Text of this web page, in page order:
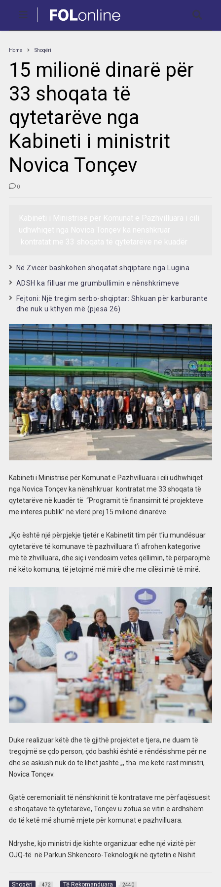
Home Shoqëri
15 milionë dinarë për
33 shoqata të
qytetarëve nga
Kabineti i ministrit
Novica Tonçev
0
Në Zvicër bashkohen shoqatat shqiptare nga Lugina
ADSH ka filluar me grumbullimin e nënshkrimeve
Fejtoni: Një tregim serbo-shqiptar: Shkuan për karburante
dhe nuk u kthyen më (pjesa 26)
Kabineti i Ministrisë për Komunat e Pazhvilluara i cili udhwhiqet
nga Novica Tonçev ka nënshkruar kontratat me 33 shoqata të
qytetarëve në kuadër të “Programit të finansimit të projekteve
me interes publik” në vlerë prej 15 milionë dinarëve.
„Kjo është një përpjekje tjetër e Kabinetit tim për t’iu mundësuar
qytetarëve të komunave të pazhvilluara t’i afrohen kategorive
më të zhvilluara, dhe siç i vendosim vetes qëllimin, të përparojmë
në këto komuna, të jetojmë më mirë dhe me cilësi më të mirë.
Duke realizuar këtë dhe të gjithë projektet e tjera, ne duam të
tregojmë se çdo person, çdo bashki është e rëndësishme për ne
dhe se askush nuk do të lihet jashtë „, tha me këtë rast ministri,
Novica Tonçev.
Gjatë ceremonialit të nënshkrinit të kontratave me përfaqësuesit
e shoqatave të qytetarëve, Tonçev u zotua se vitin e ardhshëm
do të ketë më shumë mjete për komunat e pazhvilluara.
Ndryshe, kjo ministri dje kishte organizuar edhe një vizitë për
OJQ-të në Parkun Shkencoro-Teknologjik në qytetin e Nishit.
Shoqëri 472 Të Rekomanduara 2440